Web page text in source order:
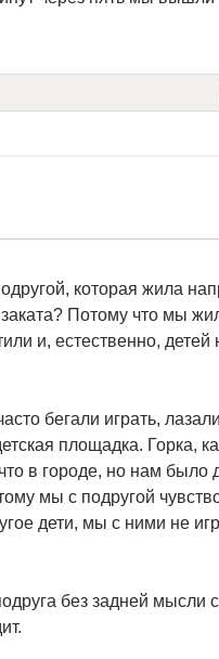
которая жила
Потому что мы
и, естественно, детей
бегали играть,
площадка. Горка,
в городе, но нам было
мы с подругой
дети, мы с ними не
без задней мысли